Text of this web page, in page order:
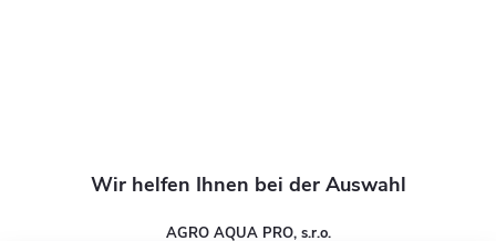
AGRO AQUA PRO, s.r.o.